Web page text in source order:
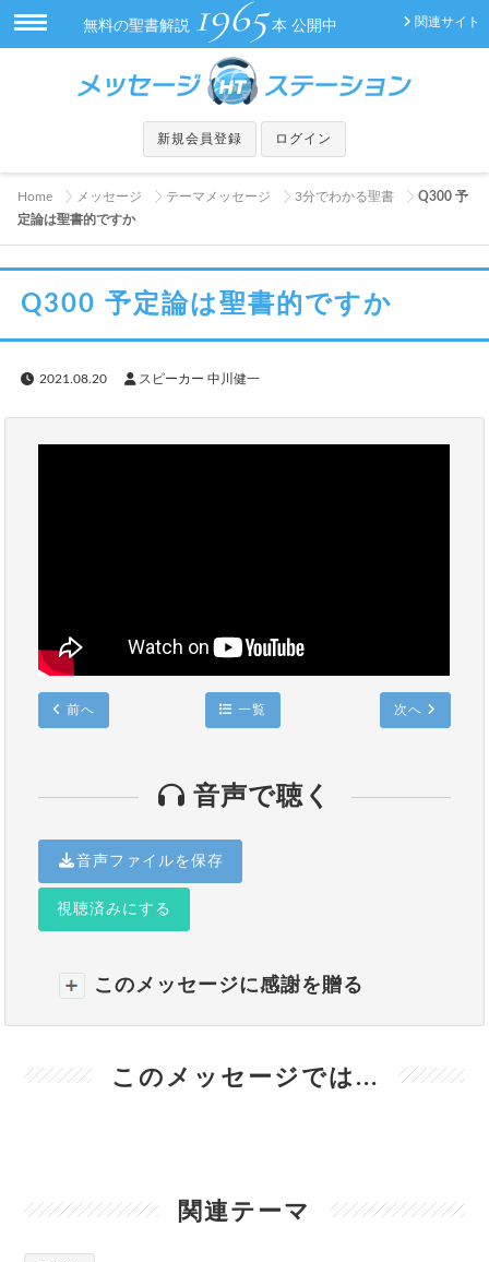
関連サイト
無料の聖書解説 1965 本 公開中
新規会員登録 ログイン
Home メッセージ テーマメッセージ 3分でわかる聖書
Q300 予
定論は聖書的ですか
Q300 予定論は聖書的ですか
2021.08.20 スピーカー 中川健一
前へ 一覧 次へ
音声で聴く
音声ファイルを保存
視聴済みにする
このメッセージに感謝を贈る
このメッセージでは...
関連テーマ